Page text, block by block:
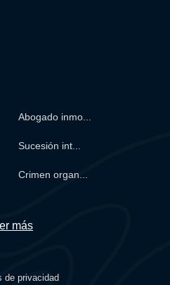
Abogado inmo...
Sucesión int...
Crimen organ...
más
de privacidad